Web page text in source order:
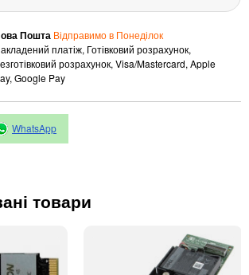
Пошта Відправимо в Понеділок
платіж, Готівковий розрахунок,
розрахунок, Visa/Mastercard, Apple
Google Pay
WhatsApp
товари